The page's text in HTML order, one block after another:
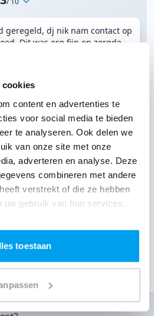
cookies
content en advertenties te
voor social media te bieden
te analyseren. Ook delen we
van onze site met onze
adverteren en analyse. Deze
combineren met andere
verstrekt of die ze hebben
gebruik van hun services.
toestaan
geregeld, dj nik nam contact op
Dit was erg fijn en zorgde
/ 10
december ook al geboekt-
klantervaringen